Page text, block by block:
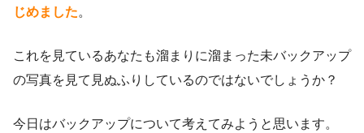
じめました。
これを見ているあなたも溜まりに溜まった未バックアップ
の写真を見て見ぬふりしているのではないでしょうか？
今日はバックアップについて考えてみようと思います。